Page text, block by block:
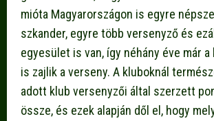
mióta Magyarországon is egyre
szkander, egyre több versenyző és
egyesület is van, így néhány éve már
is zajlik a verseny. A kluboknál
adott klub versenyzői által szerzett
össze, és ezek alapján dől el, hogy